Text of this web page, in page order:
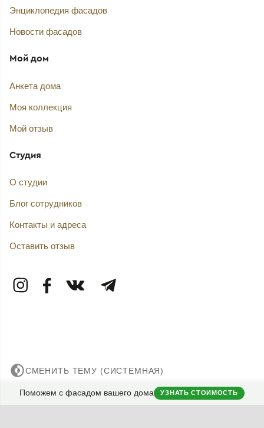
Поможем с фасадом вашего дома УЗНАТЬ СТОИМОСТЬ
Энциклопедия фасадов
Новости фасадов
Мой дом
Анкета дома
Моя коллекция
Мой отзыв
Студия
О студии
Блог сотрудников
Контакты и адреса
Оставить отзыв
СМЕНИТЬ ТЕМУ (СИСТЕМНАЯ)
© 2007——2026 Дизайн-Капитал.